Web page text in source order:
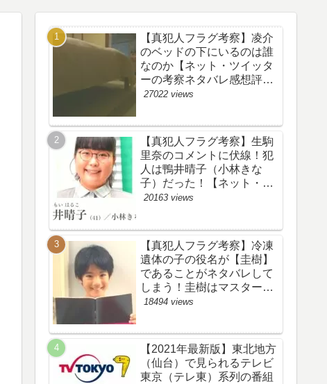
【真犯人フラグ考察】凌介
のベッドの下にいるのは誰
なのか【ネット・ツイッタ
ーの考察ネタバレ感想評価
評判あらすじ原作犯人キャ
27022 views
【真犯人フラグ考察】生駒
里奈のコメントに伏線！犯
人は鴨井晴子（小林きな
子）だった！【ネット・ツ
イッターの考察ネタバレ感
め・鴨居晴子】
20163 views
【真犯人フラグ考察】冷凍
遺体の子の役名が【圭樹】
であることがネタバレして
しまう！圭樹はマスター日
野渉とバタコの子供か！
作犯人キャスト黒幕伏線ま
とめ】
18494 views
【2021年最新版】東北地方
（仙台）で見られるテレビ
東京（テレ東）系列の番組